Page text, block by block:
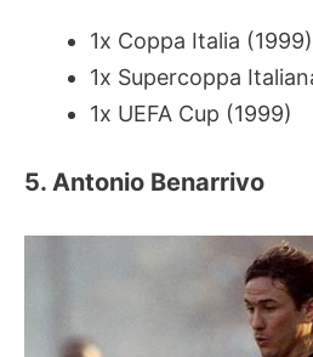
1x Coppa Italia (1999)
1x Supercoppa
1x UEFA Cup (1999)
5. Antonio Benarrivo